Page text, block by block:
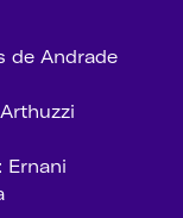
de Andrade
Ernani